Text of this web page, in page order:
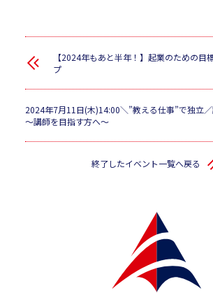
【2024年もあと半年！】起業のための目
プ
2024年7月11日(木)14:00＼”教える仕事”で独立
～講師を目指す方へ～
終了したイベント一覧へ戻る